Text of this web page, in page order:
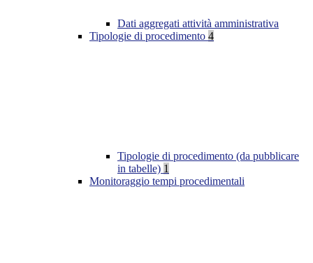
Dati aggregati attività amministrativa
Tipologie di procedimento 4
Tipologie di procedimento (da pubblicare
in tabelle) 1
Monitoraggio tempi procedimentali